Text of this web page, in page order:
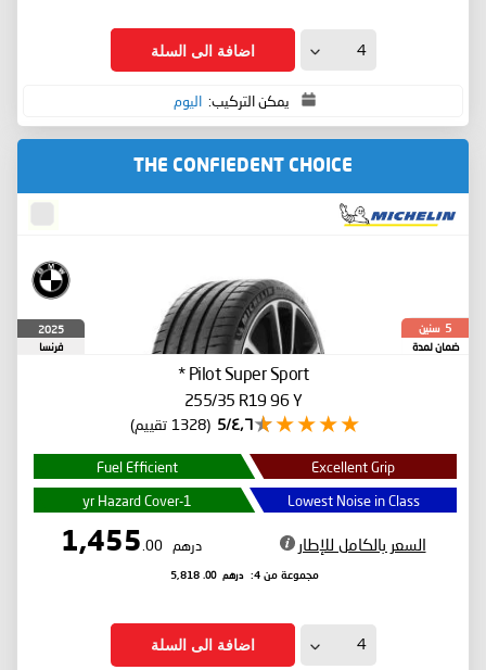
اضافة الى السلة
يمكن التركيب: اليوم
THE CONFIEDENT CHOICE
5 سنين
ضمان لمدة
2025
فرنسا
Pilot Super Sport
*
255/35 R19 96 Y
٤٫٦/5 (1328 تقييم)
Excellent Grip
Fuel Efficient
Lowest Noise in Class
1-yr Hazard Cover
السعر بالكامل للإطار درهم 1,455
.00
مجموعة من 4: درهم 5,818
.00
اضافة الى السلة